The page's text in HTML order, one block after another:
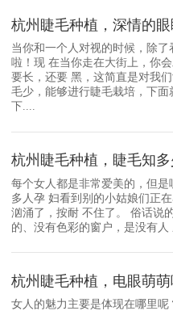
杭州睫毛种植，深情的
当你和一个人对视的时候，除
啦！现 在当你走在大街上，你
要长，还要 黑，这简直是对我
毛少，能够进行睫毛栽培，下
下....
杭州睫毛种植，睫毛知
每个女人都是非常爱美的，但
多人孕 妇看到别的小姑娘们正
汹涌了，按耐 不住了。 俗话说
的、没有色彩的窗户，是没有人
杭州睫毛种植，电眼萌
女人的魅力主要是体现在哪里